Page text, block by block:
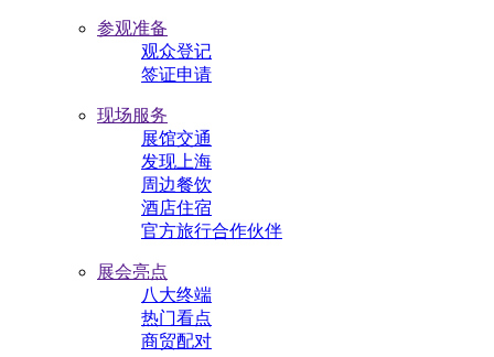
参观准备
观众登记
签证申请
现场服务
展馆交通
发现上海
周边餐饮
酒店住宿
官方旅行合作伙伴
展会亮点
八大终端
热门看点
商贸配对